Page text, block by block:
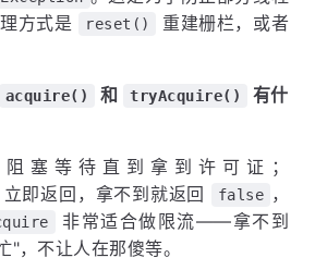
方式是
reset()
重建栅栏，或者
acquire() 和 tryAcquire()
有什
塞等待直到拿到许可证；
立即返回，拿不到就返回 false ，
非常适合做限流——拿不到
"，不让人在那傻等。